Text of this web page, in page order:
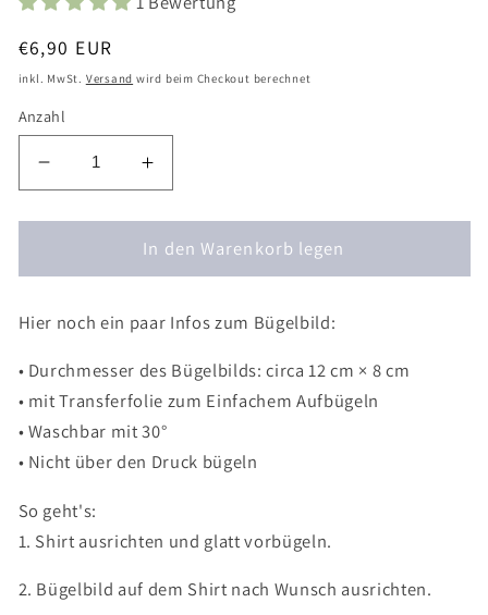
Normaler
Preis
€6,90 EUR
inkl. MwSt. Versand wird beim Checkout berechnet
Anzahl
Verringere
die
Menge
Bügelbild
Hängepflanze
Zimmerpflanze
-
Geschenk
verzieren
Topfpflanze
Erhöhe
die
Menge
für
Bügelbild
Hängepflanze
Zimmerpflanze
-
Geschenk
verzieren
In den Warenkorb legen
Hier noch ein paar Infos zum Bügelbild:
• Durchmesser des Bügelbilds: circa 12 cm × 8 cm
• mit Transferfolie zum Einfachem Aufbügeln
• Waschbar mit 30°
• Nicht über den Druck bügeln
So geht's:
1. Shirt ausrichten und glatt vorbügeln.
2. Bügelbild auf dem Shirt nach Wunsch ausrichten.